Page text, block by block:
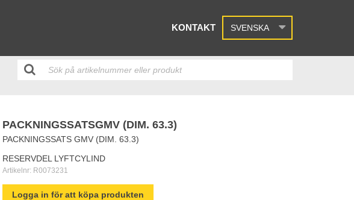
KONTAKT SVENSKA
PACKNINGSSATSGMV (DIM. 63.3)
PACKNINGSSATS GMV (DIM. 63.3)
RESERVDEL LYFTCYLIND
Artikelnr: R0073231
Logga in för att köpa produkten